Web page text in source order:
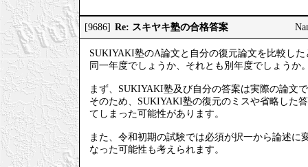
[9686] Re: スキヤキ塾の合格答案
SUKIYAKI塾のA論文と自分の復元論文を比較し
同一年度でしょうか、それとも別年度でしょうか
まず、SUKIYAKI塾及び自分の答案は実際の論文
そのため、SUKIYAKI塾の復元のミスや省略した
てしまった可能性があります。
また、令和初期の試験では必須が択一から論述
なった可能性も考えられます。